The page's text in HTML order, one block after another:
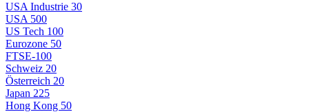
USA Industrie 30
USA 500
US Tech 100
Eurozone 50
FTSE-100
Schweiz 20
Österreich 20
Japan 225
Hong Kong 50